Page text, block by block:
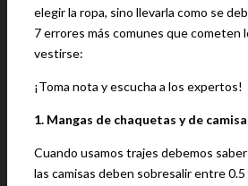
elegir la ropa, sino llevarla como se
7 errores más comunes que cometen
vestirse:
¡Toma nota y escucha a los expertos!
1. Mangas de chaquetas y de
Cuando usamos trajes debemos
las camisas deben sobresalir entre